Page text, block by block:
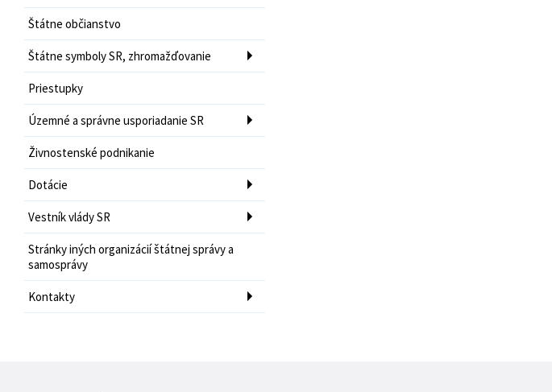
Štátne občianstvo
Štátne symboly SR, zhromažďovanie
Priestupky
Územné a správne usporiadanie SR
Živnostenské podnikanie
Dotácie
Vestník vlády SR
Stránky iných organizácií štátnej správy a
samosprávy
Kontakty